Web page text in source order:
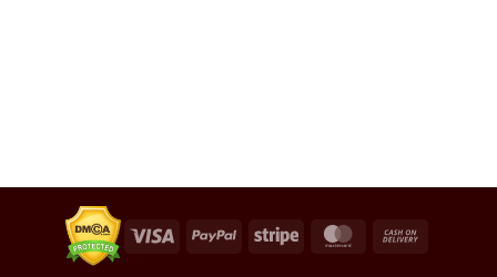
Visa PayPal Stripe MasterCard